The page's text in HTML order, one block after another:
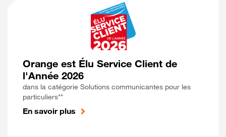
Orange est Élu Service Client de
l'Année 2026
dans la catégorie Solutions communicantes pour les
particuliers**
En savoir plus